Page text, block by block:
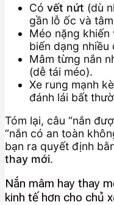
Có vết nứt (dù
gần lỗ ốc và
Méo nặng khiến
biến dạng nhiều
Mâm từng nắn
(dễ tái méo).
Xe rung mạnh
đánh lái bất
Tóm lại, câu “nắn
“nắn có an toàn
bạn ra quyết định
thay mới.
Nắn mâm hay thay
kinh tế hơn cho chủ